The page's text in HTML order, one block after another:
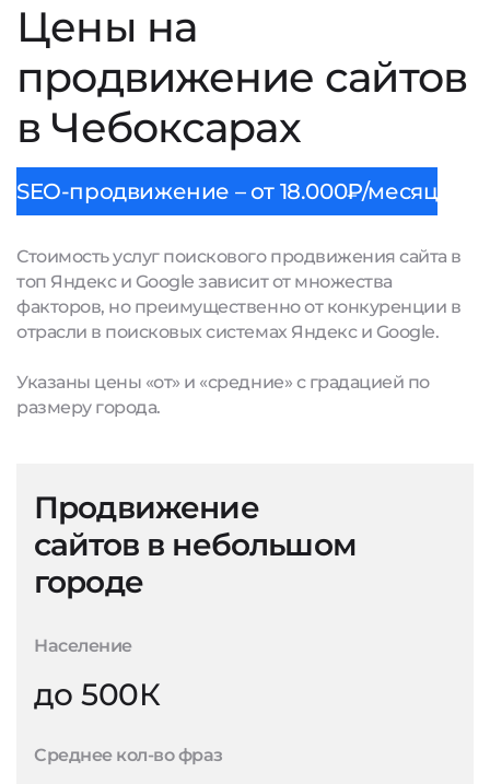
Цены на
продвижение сайтов
в Чебоксарах
SEO-продвижение – от 18.000₽/месяц
Стоимость услуг поискового продвижения сайта в
топ Яндекс и Google зависит от множества
факторов, но преимущественно от конкуренции в
отрасли в поисковых системах Яндекс и Google.
Указаны цены «от» и «средние» с градацией по
размеру города.
Продвижение
сайтов в небольшом
городе
Население
до 500К
Среднее кол-во фраз